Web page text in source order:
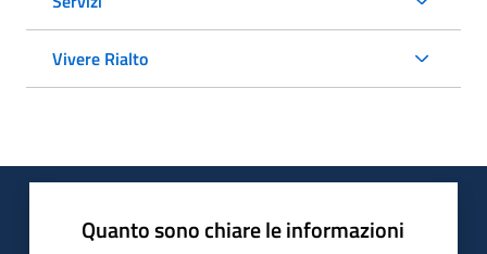
Vivere Rialto
Quanto sono chiare le informazioni